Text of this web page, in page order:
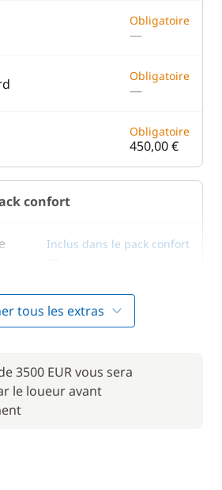
Obligatoire
—
Obligatoire
—
Obligatoire
450,00 €
confort
Inclus dans le pack confort
Inclus dans le pack confort
—
—
tous les extras
3500 EUR vous sera
le loueur avant